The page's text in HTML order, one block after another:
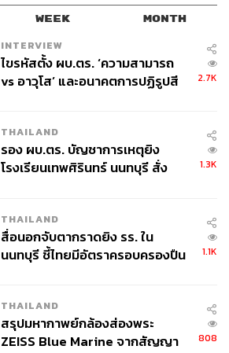
WEEK MONTH
INTERVIEW
ไขรหัสตั้ง ผบ.ตร. ‘ความสามารถ
vs อาวุโส’ และอนาคตการปฏิรูปสี
2.7K
THAILAND
รอง ผบ.ตร. บัญชาการเหตุยิง
โรงเรียนเทพศิรินทร์ นนทบุรี สั่ง
1.3K
THAILAND
สื่อนอกจับตากราดยิง รร. ใน
นนทบุรี ชี้ไทยมีอัตราครอบครองปืน
1.1K
THAILAND
สรุปมหากาพย์กล้องส่องพระ
ZEISS Blue Marine จากสัญญา
808